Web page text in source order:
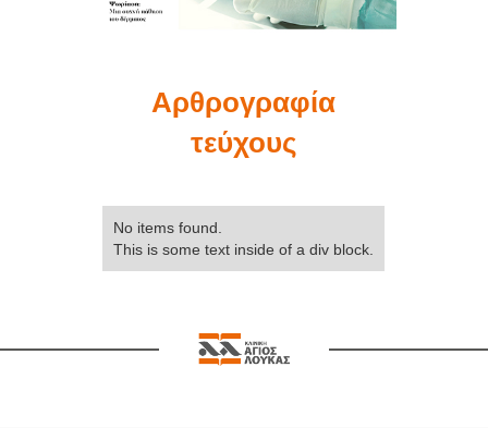
Αρθρογραφία
τεύχους
No items found.
This is some text inside of a div block.